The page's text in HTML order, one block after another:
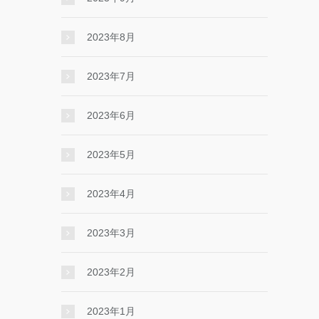
2023年8月
2023年7月
2023年6月
2023年5月
2023年4月
2023年3月
2023年2月
2023年1月